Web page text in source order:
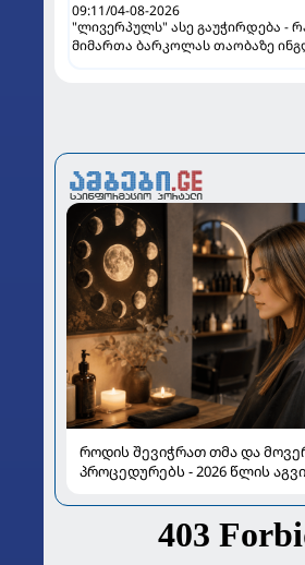
09:11/04-08-2026
"ლივერპულს" ასე გაუჭირდება -
მიმართა ბარკოლას თაობაზე
როდის შევიჭრათ თმა და
პროცედურებს - 2026 წლის